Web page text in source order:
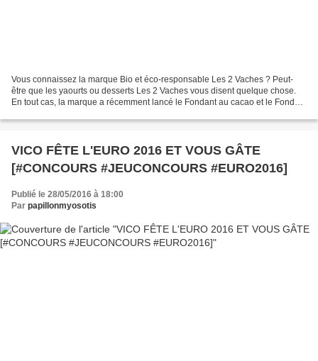
Vous connaissez la marque Bio et éco-responsable Les 2 Vaches ? Peut-
être que les yaourts ou desserts Les 2 Vaches vous disent quelque chose.
En tout cas, la marque a récemment lancé le Fondant au cacao et le Fondant
VICO FÊTE L'EURO 2016 ET VOUS GÂTE
[#CONCOURS #JEUCONCOURS #EURO2016]
Publié le 28/05/2016 à 18:00
Par papillonmyosotis